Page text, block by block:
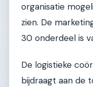
organisatie
zien. De
30 onderdeel is
De logistieke
bijdraagt aan de